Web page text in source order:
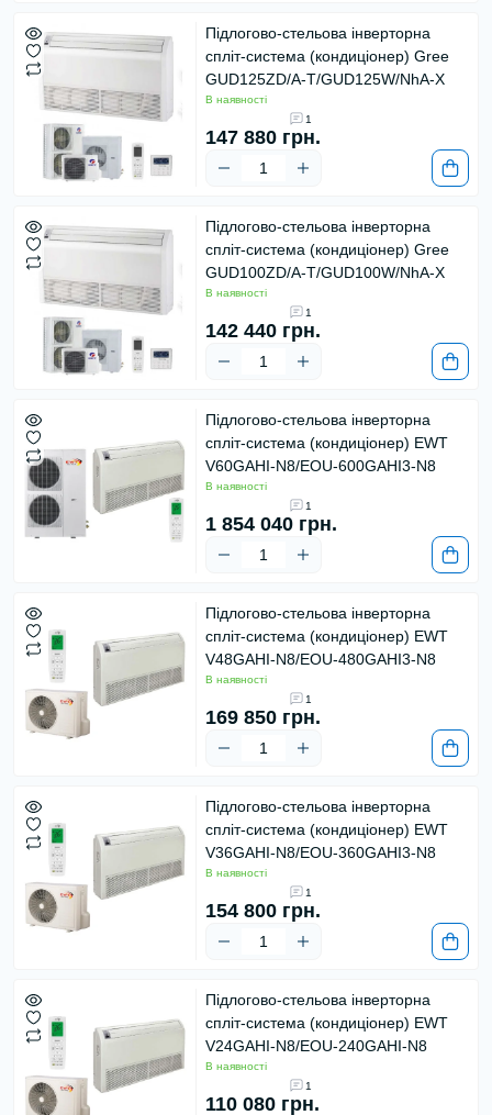
Підлогово-стельова інверторна
спліт-система (кондиціонер) Gree
GUD125ZD/A-T/GUD125W/NhA-X
В наявності
1
147 880 грн.
Підлогово-стельова інверторна
спліт-система (кондиціонер) Gree
GUD100ZD/A-T/GUD100W/NhA-X
В наявності
1
142 440 грн.
Підлогово-стельова інверторна
спліт-система (кондиціонер) EWT
V60GAHI-N8/EOU-600GAHI3-N8
В наявності
1
1 854 040 грн.
Підлогово-стельова інверторна
спліт-система (кондиціонер) EWT
V48GAHI-N8/EOU-480GAHI3-N8
В наявності
1
169 850 грн.
Підлогово-стельова інверторна
спліт-система (кондиціонер) EWT
V36GAHI-N8/EOU-360GAHI3-N8
В наявності
1
154 800 грн.
Підлогово-стельова інверторна
спліт-система (кондиціонер) EWT
V24GAHI-N8/EOU-240GAHI-N8
В наявності
1
110 080 грн.